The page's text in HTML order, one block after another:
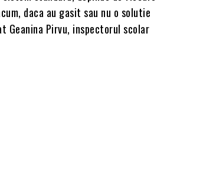
daca au gasit sau nu o solutie
Geanina Pirvu, inspectorul scolar